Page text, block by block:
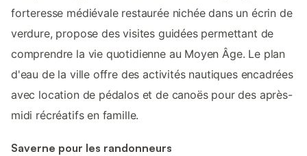
forteresse médiévale restaurée nichée dans un écrin de
verdure, propose des visites guidées permettant de
comprendre la vie quotidienne au Moyen Âge. Le plan
d'eau de la ville offre des activités nautiques encadrées
avec location de pédalos et de canoës pour des après-
midi récréatifs en famille.
Saverne pour les randonneurs